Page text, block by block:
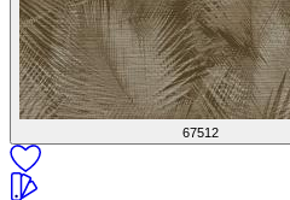
67512